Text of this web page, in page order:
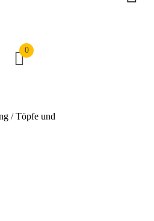
0
/Töpfe und